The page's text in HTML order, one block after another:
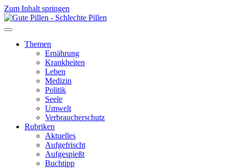
Zum Inhalt springen
Themen
Ernährung
Krankheiten
Leben
Medizin
Politik
Seele
Umwelt
Verbraucherschutz
Rubriken
Aktuelles
Aufgefrischt
Aufgespießt
Buchtipp